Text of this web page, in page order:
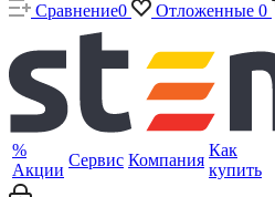
Сравнение0 Отложенные 0
%
Акции
Сервис Компания
Как
купить